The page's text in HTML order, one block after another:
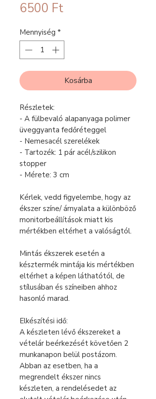
6500 FtÁr
Mennyiség *
Kosárba
Részletek:
- A fülbevaló alapanyaga polimer
üveggyanta fedőréteggel
- Nemesacél szerelékek
- Tartozék: 1 pár acél/szilikon
stopper
- Mérete: 3 cm
Kérlek, vedd figyelembe, hogy az
ékszer színe/ árnyalata a különböző
monitorbeállítások miatt kis
mértékben eltérhet a valóságtól.
Mintás ékszerek esetén a
késztermék mintája kis mértékben
eltérhet a képen láthatótól, de
stílusában és színeiben ahhoz
hasonló marad.
Elkészítési idő:
A készleten lévő ékszereket a
vételár beérkezését követően 2
munkanapon belül postázom.
Abban az esetben, ha a
megrendelt ékszer nincs
készleten, a rendelésedet az